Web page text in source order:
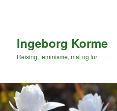
Ingeborg Korme
Reising, feminisme, mat og tur